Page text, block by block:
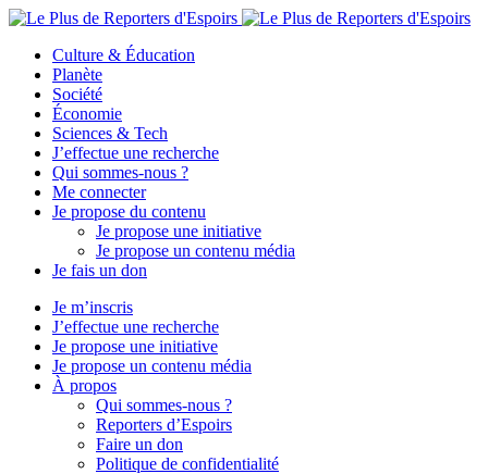
Culture & Éducation
Planète
Société
Économie
Sciences & Tech
J’effectue une recherche
Qui sommes-nous ?
Me connecter
Je propose du contenu
Je propose une initiative
Je propose un contenu média
Je fais un don
Je m’inscris
J’effectue une recherche
Je propose une initiative
Je propose un contenu média
À propos
Qui sommes-nous ?
Reporters d’Espoirs
Faire un don
Politique de confidentialité